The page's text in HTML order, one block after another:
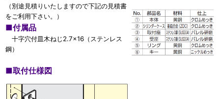
（別途見積りいたしますので下記の見積書
をご利用下さい。）
■付属品
十字穴付皿木ねじ2.7×16（ステンレス
鋼）
■取付仕様図